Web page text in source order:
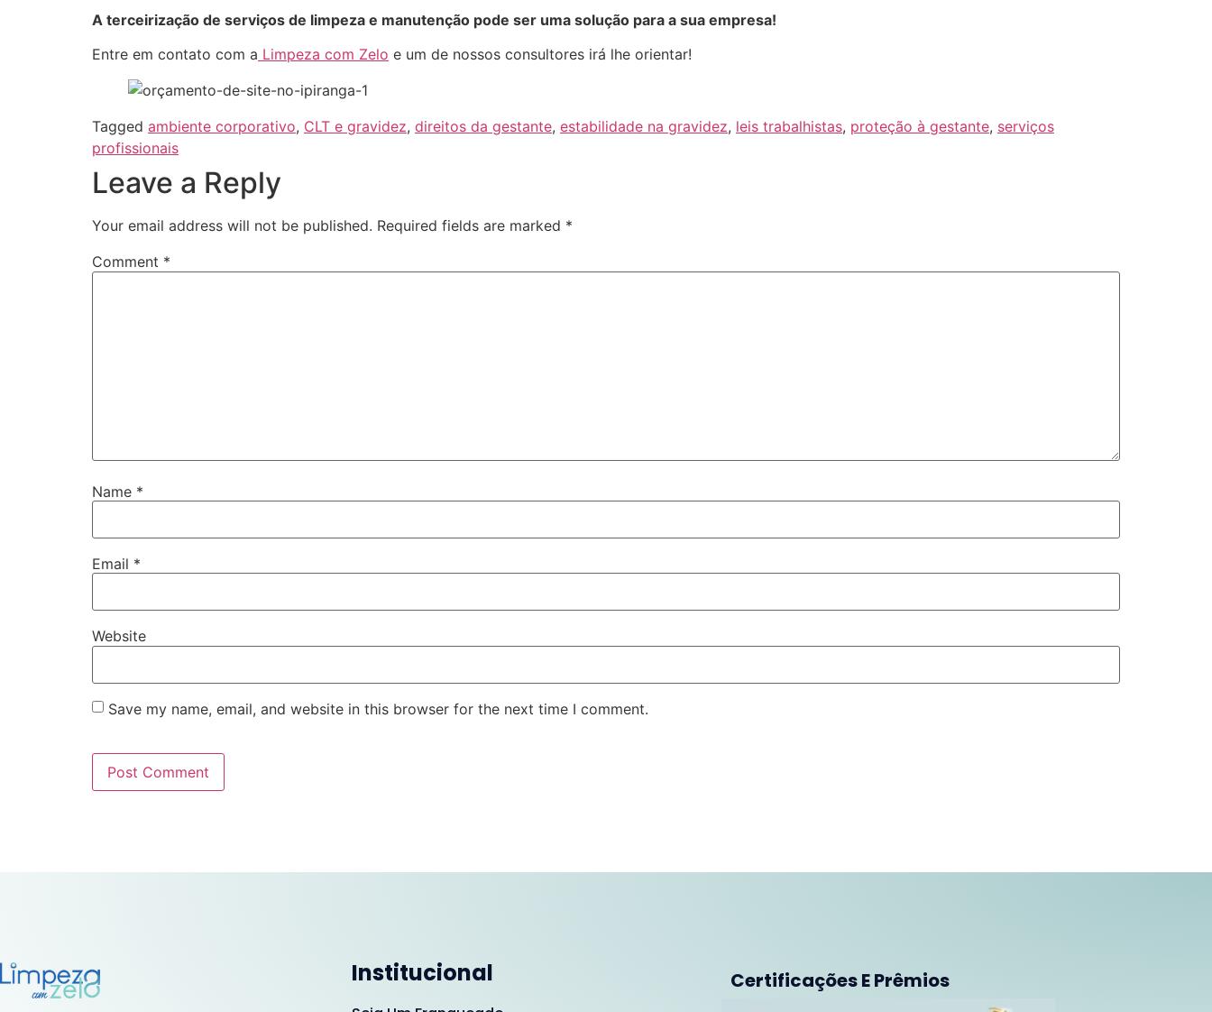
A terceirização de serviços de limpeza e manutenção pode ser uma solução para a sua empresa!
Entre em contato com a Limpeza com Zelo e um de nossos consultores irá lhe orientar!
Tagged ambiente corporativo, CLT e gravidez, direitos da gestante, estabilidade na gravidez, leis trabalhistas, proteção à gestante, serviços
profissionais
Leave a Reply
Your email address will not be published. Required fields are marked *
Comment *
Name *
Email *
Website
Save my name, email, and website in this browser for the next time I comment.
Institucional Certificações E Prêmios